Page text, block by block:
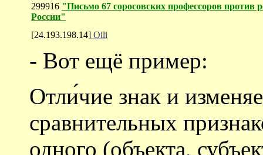
299916 "Письмо 67 соросовских профессоров против
России"
[24.193.198.14] Oili
- Вот ещё пример:
Отли́чие знак и
сравнительных
одного (объекта,